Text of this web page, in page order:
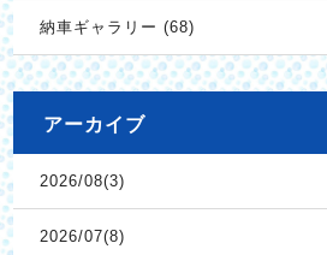
納車ギャラリー (68)
アーカイブ
2026/08(3)
2026/07(8)